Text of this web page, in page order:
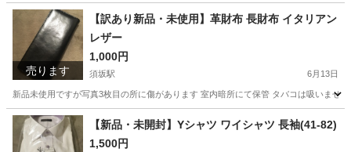
長野 須坂市 須坂駅 車のパーツ VIPER
売ります
【訳あり新品・未使用】革財布 長財布 イタリアン
レザー
1,000円
須坂駅 6月13日
新品未使用ですが写真3枚目の所に傷があります 室内暗所にて保管 タバコは吸いませ
長野 須坂市 須坂駅 小物
【新品・未開封】Yシャツ ワイシャツ 長袖(41-82)
1,500円